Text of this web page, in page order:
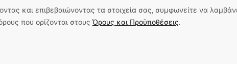
και επιβεβαιώνοντας τα στοιχεία σας, συμφωνείτε να
που ορίζονται στους Όρους και Προϋποθέσεις.